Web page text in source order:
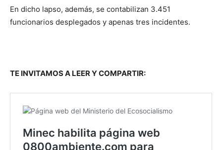
En dicho lapso, además, se contabilizan 3.451
funcionarios desplegados y apenas tres incidentes.
TE INVITAMOS A LEER Y COMPARTIR: